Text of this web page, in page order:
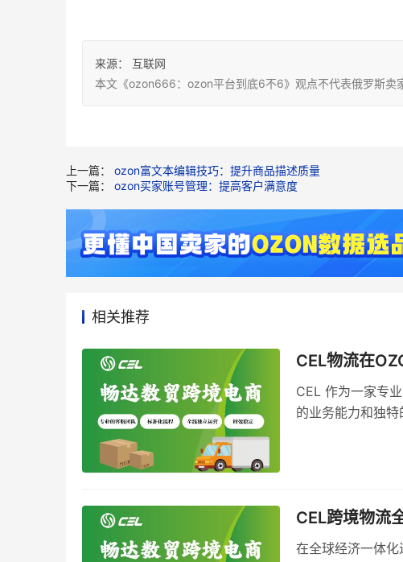
来源：
互联网
本文《ozon666：ozon平台到底6不6》观点不代表俄罗斯卖
上一篇： ozon富文本编辑技巧：提升商品描述质量
下一篇： ozon买家账号管理：提高客户满意度
相关推荐
CEL物流在
​CEL 作为一家专
的业务能力和独
CEL跨境物流
在全球经济一体